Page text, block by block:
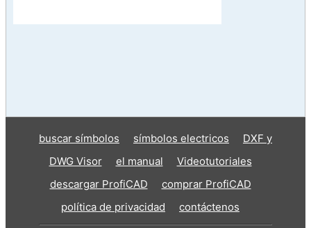
buscar símbolos símbolos electricos
DXF y
DWG Visor
el manual
Videotutoriales
descargar ProfiCAD
comprar ProfiCAD
política de privacidad
contáctenos